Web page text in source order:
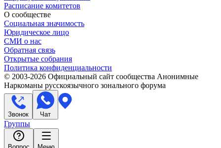
Расписание комитетов
О сообществе
Социальная значимость
Юридическое лицо
СМИ о нас
Обратная связь
Открытые собрания
Политика конфиденциальности
© 2003-2026 Официальный сайт сообщества Анонимные
Наркоманы русскоязычного зонального форума
Звонок Чат
Группы